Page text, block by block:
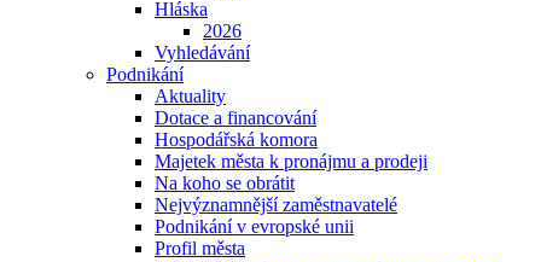
Hláska
2026
Vyhledávání
Podnikání
Aktuality
Dotace a financování
Hospodářská komora
Majetek města k pronájmu a prodeji
Na koho se obrátit
Nejvýznamnější zaměstnavatelé
Podnikání v evropské unii
Profil města